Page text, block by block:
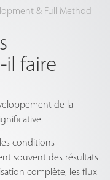
& Full Method
faire
de la
conditions
souvent des résultats
complète, les flux